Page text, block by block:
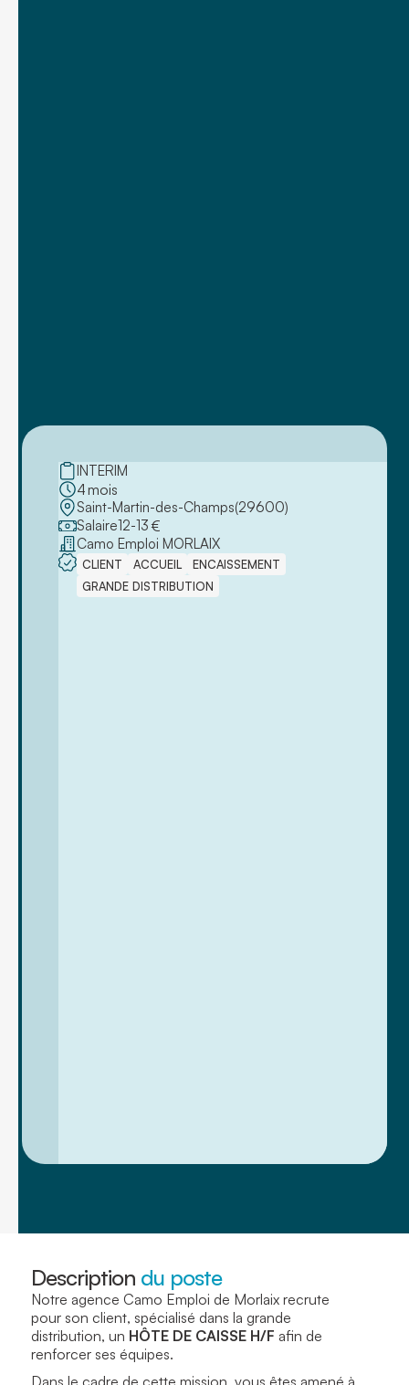
INTERIM
4mois
Saint-Martin-des-Champs(29600)
Salaire12-13 €
Camo Emploi MORLAIX
CLIENT ACCUEIL
ENCAISSEMENT
GRANDE DISTRIBUTION
Description du poste
Notre agence Camo Emploi de Morlaix recrute
pour son client, spécialisé dans la grande
distribution, un HÔTE DE CAISSE H/F afin de
renforcer ses équipes.
Dans le cadre de cette mission, vous êtes amené à